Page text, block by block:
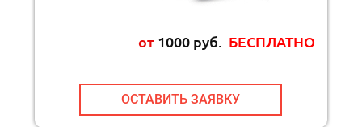
от1000 руб. БЕСПЛАТНО
ОСТАВИТЬ ЗАЯВКУ